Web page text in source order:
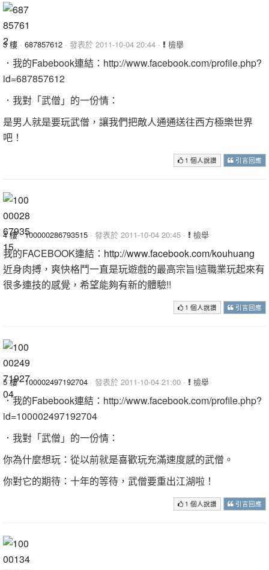
3 樓 · 687857612 · 發表於 2011-10-04 20:44 · 檢舉
．我的Fabebook連結：http://www.facebook.com/profile.php?
id=687857612
．我對「武僧」的一份情：
是男人就是要玩武僧，讓我們把敵人通通送往西方極樂世界
吧！
1 個人說讚 引言回應
4 樓·100000286793515 · 發表於 2011-10-04 20:45 · 檢舉
我的FACEBOOK連結： http://www.facebook.com/kouhuang
近身肉搏，爽快格鬥一直是玩遊戲的最高宗旨!這職業玩起來有
很多連技的感覺，希望能夠有新的體驗!!
1 個人說讚 引言回應
5 樓·100002497192704 · 發表於 2011-10-04 21:00 · 檢舉
．我的Fabebook連結：http://www.facebook.com/profile.php?
id=100002497192704
．我對「武僧」的一份情：
你為什麼想玩：從以前就是喜歡玩充滿速度感的武僧。
你對它的期待：十年的等待，武僧要重出江湖啦！
1 個人說讚 引言回應